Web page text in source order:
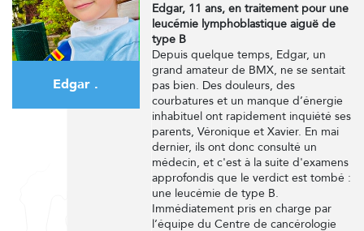
Edgar .
Edgar, 11 ans, en traitement pour une
leucémie lymphoblastique aiguë de
type B
Depuis quelque temps, Edgar, un
grand amateur de BMX, ne se sentait
pas bien. Des douleurs, des
courbatures et un manque d’énergie
inhabituel ont rapidement inquiété ses
parents, Véronique et Xavier. En mai
dernier, ils ont donc consulté un
médecin, et c'est à la suite d'examens
approfondis que le verdict est tombé :
une leucémie de type B.
Immédiatement pris en charge par
l’équipe du Centre de cancérologie